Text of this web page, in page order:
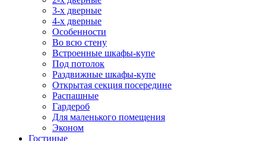
3-х дверные
4-х дверные
Особенности
Во всю стену
Встроенные шкафы-купе
Под потолок
Раздвижные шкафы-купе
Открытая секция посередине
Распашные
Гардероб
Для маленького помещения
Эконом
Гостиные